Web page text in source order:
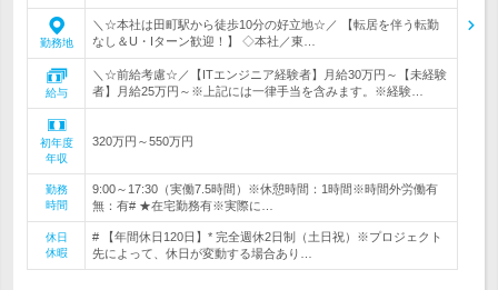
勤務地
＼☆本社は田町駅から徒歩10分の好立地☆／ 【転居を伴う転勤
なし＆U・Iターン歓迎！】 ◇本社／東…
給与
＼☆前給考慮☆／【ITエンジニア経験者】月給30万円～【未経験
者】月給25万円～※上記には一律手当を含みます。※経験…
初年度
年収
320万円～550万円
勤務
時間
9:00～17:30（実働7.5時間）※休憩時間：1時間※時間外労働有
無：有# ★在宅勤務有※実際に…
休日
休暇
# 【年間休日120日】* 完全週休2日制（土日祝）※プロジェクト
先によって、休日が変動する場合あり…